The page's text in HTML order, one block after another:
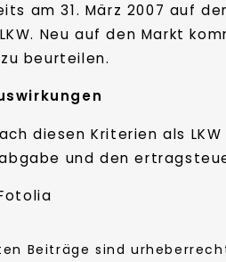
am 31. März 2007 auf
Neu auf den Markt
beurteilen.
diesen Kriterien als
und den
Beiträge sind